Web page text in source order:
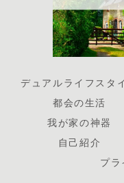
デュアルライフスタ
都会の生活
我が家の神器
自己紹介
プラ